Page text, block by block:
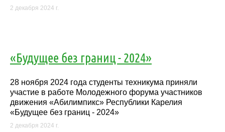
2 декабря 2024 г.
«Будущее без границ - 2024»
28 ноября 2024 года студенты техникума приняли
участие в работе Молодежного форума участников
движения «Абилимпикс» Республики Карелия
«Будущее без границ - 2024»
2 декабря 2024 г.